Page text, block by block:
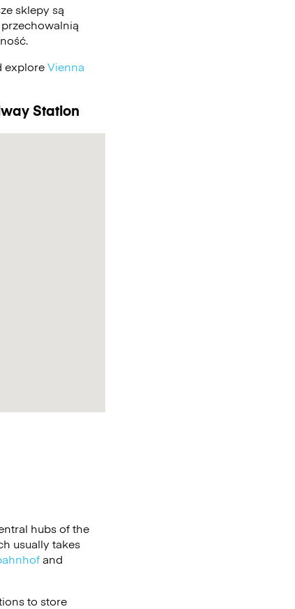
sklepy są
exploreVienna
Station
hubs of the
usually takes
and
to store